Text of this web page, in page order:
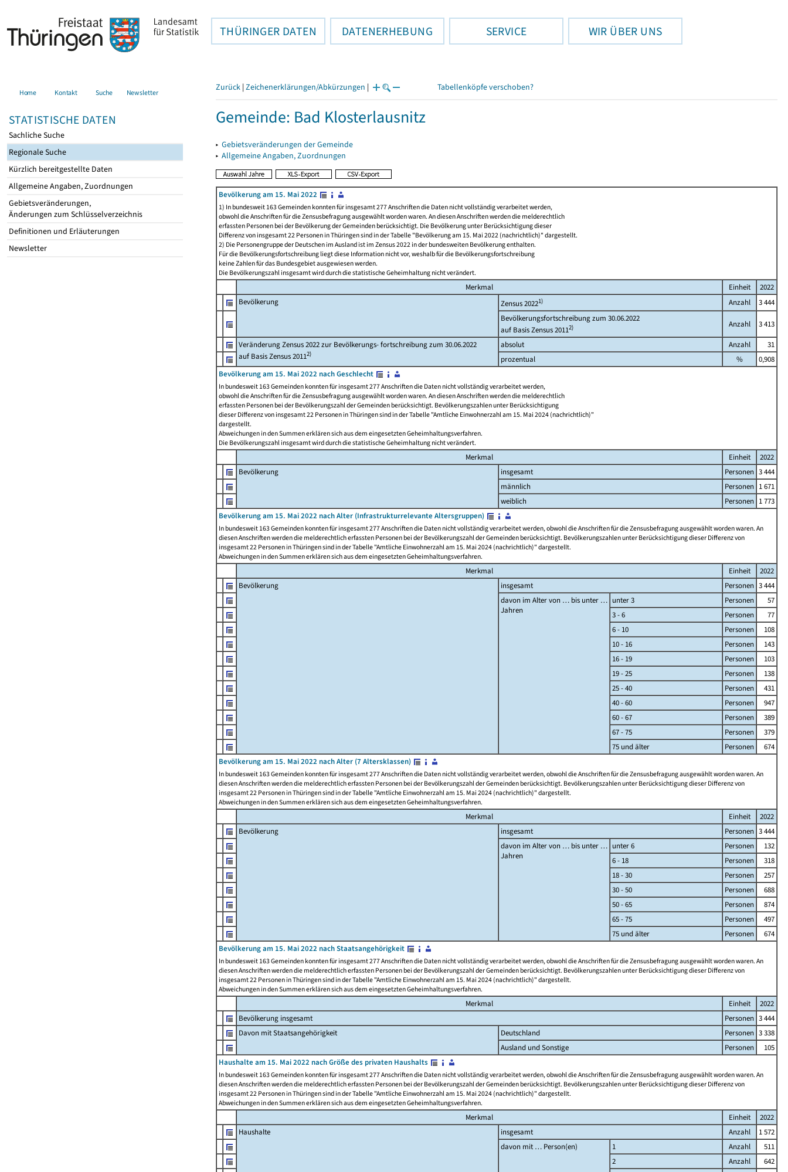
THÜRINGER DATEN DATENERHEBUNG SERVICE WIR ÜBER UNS
Home Kontakt Suche Newsletter
STATISTISCHE DATEN
Sachliche Suche
Regionale Suche
Kürzlich bereitgestellte Daten
Allgemeine Angaben, Zuordnungen
Gebietsveränderungen,
Änderungen zum Schlüsselverzeichnis
Definitionen und Erläuterungen
Newsletter
Zurück | Zeichenerklärungen/Abkürzungen | Tabellenköpfe verschoben?
Gemeinde: Bad Klosterlausnitz
▸ Gebietsveränderungen der Gemeinde
▸ Allgemeine Angaben, Zuordnungen
Bevölkerung am 15. Mai 2022
1) In bundesweit 163 Gemeinden konnten für insgesamt 277 Anschriften die Daten nicht vollständig verarbeitet werden,
obwohl die Anschriften für die Zensusbefragung ausgewählt worden waren. An diesen Anschriften werden die melderechtlich
erfassten Personen bei der Bevölkerung der Gemeinden berücksichtigt. Die Bevölkerung unter Berücksichtigung dieser
Differenz von insgesamt 22 Personen in Thüringen sind in der Tabelle "Bevölkerung am 15. Mai 2022 (nachrichtlich)" dargestellt.
2) Die Personengruppe der Deutschen im Ausland ist im Zensus 2022 in der bundesweiten Bevölkerung enthalten.
Für die Bevölkerungsfortschreibung liegt diese Information nicht vor, weshalb für die Bevölkerungsfortschreibung
keine Zahlen für das Bundesgebiet ausgewiesen werden.
Die Bevölkerungszahl insgesamt wird durch die statistische Geheimhaltung nicht verändert.
Merkmal Einheit
2022
Bevölkerung
Zensus 20221) Anzahl
3 444
Bevölkerungsfortschreibung zum 30.06.2022
auf Basis Zensus 20112) Anzahl 3 413
Veränderung Zensus 2022 zur Bevölkerungs- fortschreibung zum 30.06.2022
auf Basis Zensus 20112)
absolut Anzahl
31
prozentual
%
0,908
Bevölkerung am 15. Mai 2022 nach Geschlecht
In bundesweit 163 Gemeinden konnten für insgesamt 277 Anschriften die Daten nicht vollständig verarbeitet werden,
obwohl die Anschriften für die Zensusbefragung ausgewählt worden waren. An diesen Anschriften werden die melderechtlich
erfassten Personen bei der Bevölkerungszahl der Gemeinden berücksichtigt. Bevölkerungszahlen unter Berücksichtigung
dieser Differenz von insgesamt 22 Personen in Thüringen sind in der Tabelle "Amtliche Einwohnerzahl am 15. Mai 2024 (nachrichtlich)"
dargestellt.
Abweichungen in den Summen erklären sich aus dem eingesetzten Geheimhaltungsverfahren.
Die Bevölkerungszahl insgesamt wird durch die statistische Geheimhaltung nicht verändert.
Merkmal Einheit
2022
Bevölkerung
insgesamt Personen 3 444
männlich
Personen 1 671
weiblich
Personen 1 773
Bevölkerung am 15. Mai 2022 nach Alter (Infrastrukturrelevante Altersgruppen)
In bundesweit 163 Gemeinden konnten für insgesamt 277 Anschriften die Daten nicht vollständig verarbeitet werden, obwohl die Anschriften für die Zensusbefragung ausgewählt worden waren. An
diesen Anschriften werden die melderechtlich erfassten Personen bei der Bevölkerungszahl der Gemeinden berücksichtigt. Bevölkerungszahlen unter Berücksichtigung dieser Differenz von
insgesamt 22 Personen in Thüringen sind in der Tabelle "Amtliche Einwohnerzahl am 15. Mai 2024 (nachrichtlich)" dargestellt.
Abweichungen in den Summen erklären sich aus dem eingesetzten Geheimhaltungsverfahren.
Merkmal Einheit
2022
Bevölkerung
insgesamt Personen 3 444
davon im Alter von … bis unter …
Jahren
unter 3 Personen
57
3 - 6
Personen
77
6 - 10
Personen
108
10 - 16
Personen
143
16 - 19
Personen
103
19 - 25
Personen
138
25 - 40
Personen
431
40 - 60
Personen
947
60 - 67
Personen
389
67 - 75
Personen
379
75 und älter
Personen
674
Bevölkerung am 15. Mai 2022 nach Alter (7 Altersklassen)
In bundesweit 163 Gemeinden konnten für insgesamt 277 Anschriften die Daten nicht vollständig verarbeitet werden, obwohl die Anschriften für die Zensusbefragung ausgewählt worden waren. An
diesen Anschriften werden die melderechtlich erfassten Personen bei der Bevölkerungszahl der Gemeinden berücksichtigt. Bevölkerungszahlen unter Berücksichtigung dieser Differenz von
insgesamt 22 Personen in Thüringen sind in der Tabelle "Amtliche Einwohnerzahl am 15. Mai 2024 (nachrichtlich)" dargestellt.
Abweichungen in den Summen erklären sich aus dem eingesetzten Geheimhaltungsverfahren.
Merkmal Einheit
2022
Bevölkerung
insgesamt Personen 3 444
davon im Alter von … bis unter …
Jahren
unter 6 Personen
132
6 - 18
Personen
318
18 - 30
Personen
257
30 - 50
Personen
688
50 - 65
Personen
874
65 - 75
Personen
497
75 und älter
Personen
674
Bevölkerung am 15. Mai 2022 nach Staatsangehörigkeit
In bundesweit 163 Gemeinden konnten für insgesamt 277 Anschriften die Daten nicht vollständig verarbeitet werden, obwohl die Anschriften für die Zensusbefragung ausgewählt worden waren. An
diesen Anschriften werden die melderechtlich erfassten Personen bei der Bevölkerungszahl der Gemeinden berücksichtigt. Bevölkerungszahlen unter Berücksichtigung dieser Differenz von
insgesamt 22 Personen in Thüringen sind in der Tabelle "Amtliche Einwohnerzahl am 15. Mai 2024 (nachrichtlich)" dargestellt.
Abweichungen in den Summen erklären sich aus dem eingesetzten Geheimhaltungsverfahren.
Merkmal Einheit
2022
Bevölkerung insgesamt
Personen 3 444
Davon mit Staatsangehörigkeit
Deutschland Personen 3 338
Ausland und Sonstige
Personen
105
Haushalte am 15. Mai 2022 nach Größe des privaten Haushalts
In bundesweit 163 Gemeinden konnten für insgesamt 277 Anschriften die Daten nicht vollständig verarbeitet werden, obwohl die Anschriften für die Zensusbefragung ausgewählt worden waren. An
diesen Anschriften werden die melderechtlich erfassten Personen bei der Bevölkerungszahl der Gemeinden berücksichtigt. Bevölkerungszahlen unter Berücksichtigung dieser Differenz von
insgesamt 22 Personen in Thüringen sind in der Tabelle "Amtliche Einwohnerzahl am 15. Mai 2024 (nachrichtlich)" dargestellt.
Abweichungen in den Summen erklären sich aus dem eingesetzten Geheimhaltungsverfahren.
Merkmal Einheit
2022
Haushalte
insgesamt Anzahl
1 572
davon mit … Person(en)
1 Anzahl
511
2
Anzahl
642